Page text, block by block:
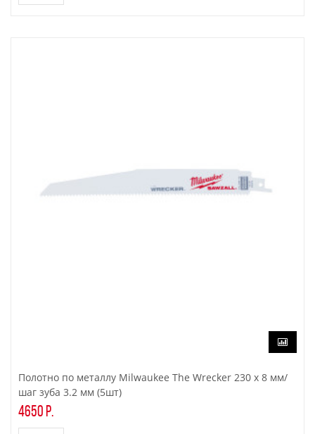
Полотно по металлу Milwaukee The Wrecker 230 x 8 мм/
шаг зуба 3.2 мм (5шт)
4650 р.